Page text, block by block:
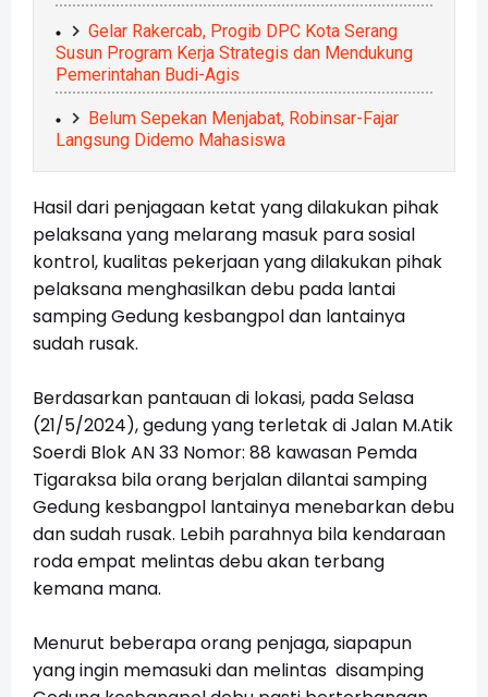
Gelar Rakercab, Progib DPC Kota Serang
Susun Program Kerja Strategis dan Mendukung
Pemerintahan Budi-Agis
Belum Sepekan Menjabat, Robinsar-Fajar
Langsung Didemo Mahasiswa
Hasil dari penjagaan ketat yang dilakukan pihak
pelaksana yang melarang masuk para sosial
kontrol, kualitas pekerjaan yang dilakukan pihak
pelaksana menghasilkan debu pada lantai
samping Gedung kesbangpol dan lantainya
sudah rusak.
Berdasarkan pantauan di lokasi, pada Selasa
(21/5/2024), gedung yang terletak di Jalan M.Atik
Soerdi Blok AN 33 Nomor: 88 kawasan Pemda
Tigaraksa bila orang berjalan dilantai samping
Gedung kesbangpol lantainya menebarkan debu
dan sudah rusak. Lebih parahnya bila kendaraan
roda empat melintas debu akan terbang
kemana mana.
Menurut beberapa orang penjaga, siapapun
yang ingin memasuki dan melintas disamping